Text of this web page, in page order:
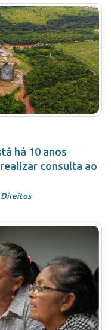
há 10 anos
consulta ao
Direitos